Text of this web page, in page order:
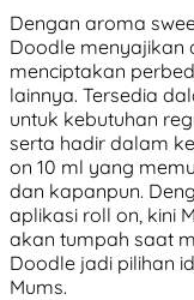
Dengan aroma
Doodle menyajikan
menciptakan
lainnya. Tersedia
untuk kebutuhan
serta hadir dalam
on 10 ml yang
dan kapanpun.
aplikasi roll on, kini
akan tumpah saat
Doodle jadi pilihan
Mums.